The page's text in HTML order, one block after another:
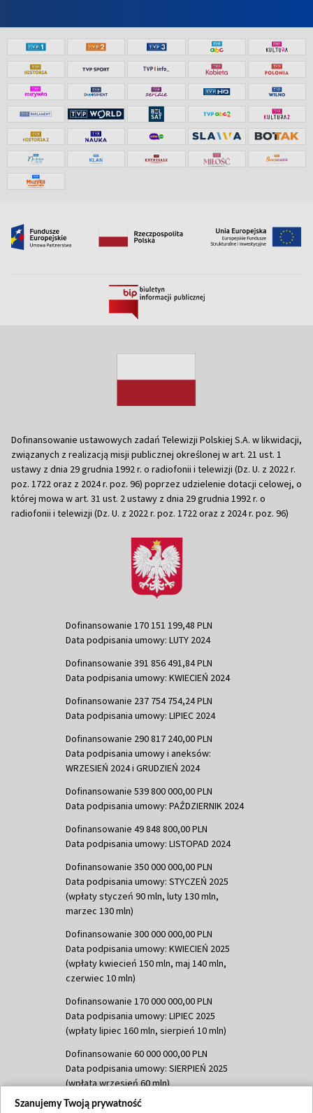
Dofinansowanie ustawowych zadań Telewizji Polskiej S.A. w likwidacji,
związanych z realizacją misji publicznej określonej w art. 21 ust. 1
ustawy z dnia 29 grudnia 1992 r. o radiofonii i telewizji (Dz. U. z 2022 r.
poz. 1722 oraz z 2024 r. poz. 96) poprzez udzielenie dotacji celowej, o
której mowa w art. 31 ust. 2 ustawy z dnia 29 grudnia 1992 r. o
radiofonii i telewizji (Dz. U. z 2022 r. poz. 1722 oraz z 2024 r. poz. 96)
Dofinansowanie 170 151 199,48 PLN
Data podpisania umowy: LUTY 2024
Dofinansowanie 391 856 491,84 PLN
Data podpisania umowy: KWIECIEŃ 2024
Dofinansowanie 237 754 754,24 PLN
Data podpisania umowy: LIPIEC 2024
Dofinansowanie 290 817 240,00 PLN
Data podpisania umowy i aneksów:
WRZESIEŃ 2024 i GRUDZIEŃ 2024
Dofinansowanie 539 800 000,00 PLN
Data podpisania umowy: PAŹDZIERNIK 2024
Dofinansowanie 49 848 800,00 PLN
Data podpisania umowy: LISTOPAD 2024
Dofinansowanie 350 000 000,00 PLN
Data podpisania umowy: STYCZEŃ 2025
(wpłaty styczeń 90 mln, luty 130 mln,
marzec 130 mln)
Dofinansowanie 300 000 000,00 PLN
Data podpisania umowy: KWIECIEŃ 2025
(wpłaty kwiecień 150 mln, maj 140 mln,
czerwiec 10 mln)
Dofinansowanie 170 000 000,00 PLN
Data podpisania umowy: LIPIEC 2025
(wpłaty lipiec 160 mln, sierpień 10 mln)
Dofinansowanie 60 000 000,00 PLN
Data podpisania umowy: SIERPIEŃ 2025
(wpłata wrzesień 60 mln)
Dofinansowanie 635 783 051,21 PLN
Szanujemy Twoją prywatność